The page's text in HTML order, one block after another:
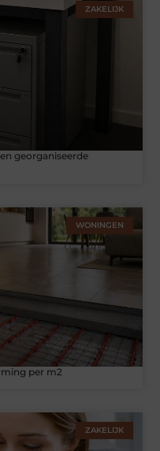
ZAKELIJK
georganiseerde
WONINGEN
per m2
ZAKELIJK